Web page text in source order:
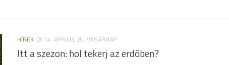
HÍREK 2014. ÁPRILIS 20. VASÁRNAP
Itt a szezon: hol tekerj az erdőben?